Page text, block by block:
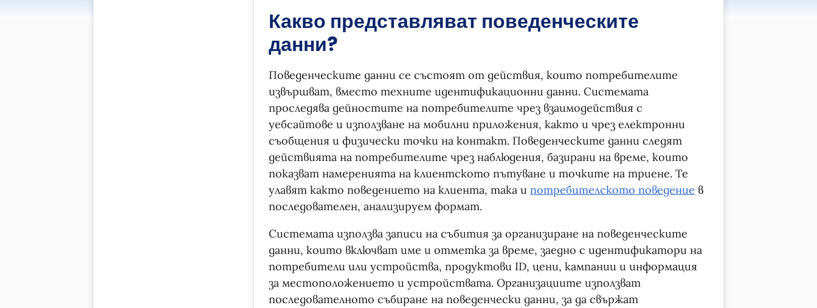
Какво представляват поведенческите
данни?
Поведенческите данни се състоят от действия, които потребителите
извършват, вместо техните идентификационни данни. Системата
проследява дейностите на потребителите чрез взаимодействия с
уебсайтове и използване на мобилни приложения, както и чрез електронни
съобщения и физически точки на контакт. Поведенческите данни следят
действията на потребителите чрез наблюдения, базирани на време, които
показват намеренията на клиентското пътуване и точките на триене. Те
улавят както поведението на клиента, така ипотребителското поведение в
последователен, анализируем формат.
Системата използва записи на събития за организиране на поведенческите
данни, които включват име и отметка за време, заедно с идентификатори на
потребители или устройства, продуктови ID, цени, кампании и информация
за местоположението и устройствата. Организациите използват
последователното събиране на поведенчески данни, за да свържат